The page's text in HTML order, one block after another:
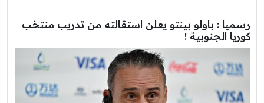
رسميا : باولو بينتو يعلن استقالته من تدريب منتخب
كوريا الجنوبية !